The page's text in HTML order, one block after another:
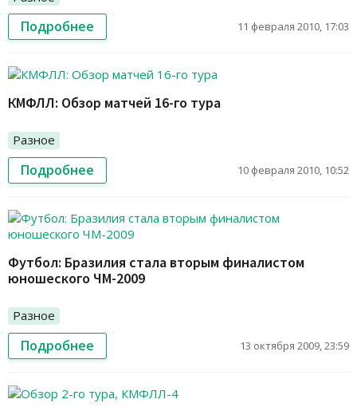
Подробнее 11 февраля 2010, 17:03
КМФЛЛ: Обзор матчей 16-го тура
Разное
Подробнее 10 февраля 2010, 10:52
Футбол: Бразилия стала вторым финалистом
юношеского ЧМ-2009
Разное
Подробнее 13 октября 2009, 23:59